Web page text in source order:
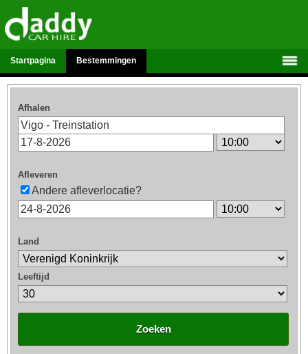
Startpagina Bestemmingen
Afhalen
Afleveren
Andere afleverlocatie?
Land
Leeftijd
Zoeken